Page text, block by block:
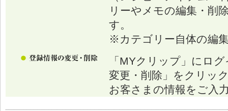
リーやメモの編集・削
す。
※カテゴリー自体の編
「MYクリップ」にロ
変更・削除」をクリッ
お客さまの情報をご入